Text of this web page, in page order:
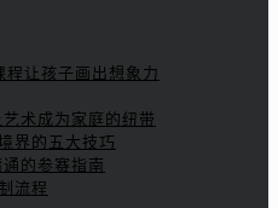
程让孩子画出想象力
术成为家庭的纽带
界的五大技巧
的参赛指南
流程